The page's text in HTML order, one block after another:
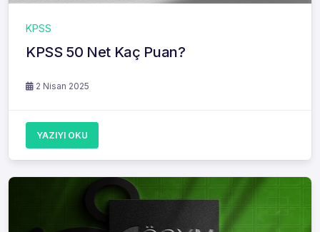
KPSS
KPSS 50 Net Kaç Puan?
2 Nisan 2025
YAZIYI OKU